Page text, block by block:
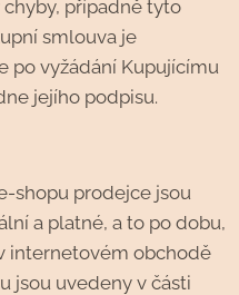
případně tyto
smlouva je
po vyžádání Kupujícímu
jejího podpisu.
shopu prodejce jsou
a platné, a to po dobu,
internetovém obchodě
jsou uvedeny v části